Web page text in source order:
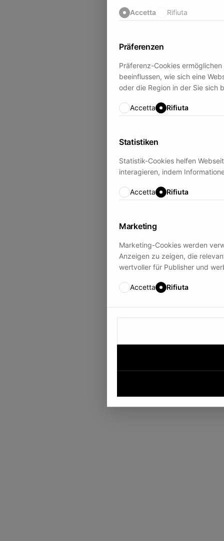
Accetta Rifiuta
Präferenzen
Präferenz-Cookies
beeinflussen, wie sich eine
oder die Region in der Sie sich
Accetta Rifiuta
Statistiken
Statistik-Cookies helfen
interagieren, indem
Accetta Rifiuta
Marketing
Marketing-Cookies werden
Anzeigen zu zeigen, die
wertvoller für Publisher und
Accetta Rifiuta